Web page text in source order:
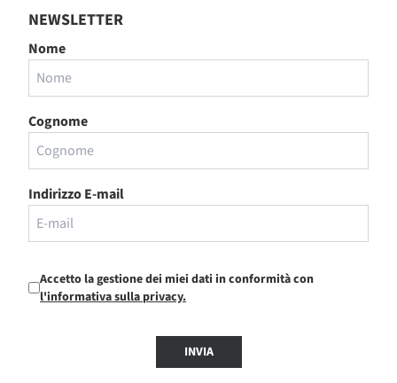
NEWSLETTER
Nome
Cognome
Indirizzo E-mail
Accetto la gestione dei miei dati in conformità con
l'informativa sulla privacy.
INVIA